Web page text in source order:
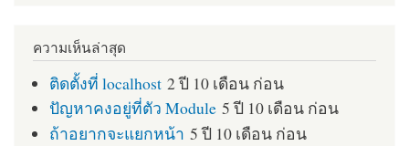
ความเห็นล่าสุด
ติดตั้งที่ localhost 2 ปี 10 เดือน ก่อน
ปัญหาคงอยู่ที่ตัว Module 5 ปี 10 เดือน ก่อน
ถ้าอยากจะแยกหน้า 5 ปี 10 เดือน ก่อน